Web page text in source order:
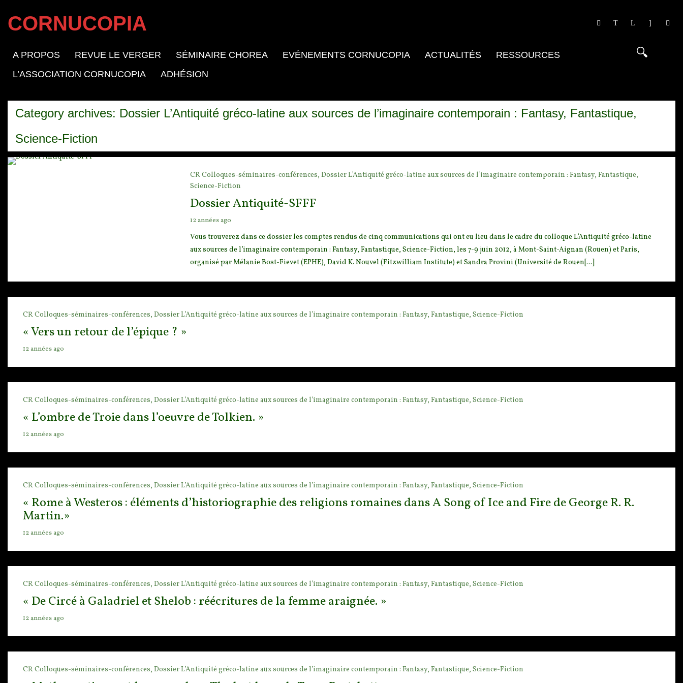
CORNUCOPIA
A PROPOS REVUE LE VERGER SÉMINAIRE CHOREA EVÉNEMENTS CORNUCOPIA ACTUALITÉS
RESSOURCES
L’ASSOCIATION CORNUCOPIA
ADHÉSION
Category archives: Dossier L’Antiquité gréco-latine aux sources de l’imaginaire contemporain : Fantasy, Fantastique,
Science-Fiction
CR Colloques-séminaires-conférences, Dossier L’Antiquité gréco-latine aux sources de l’imaginaire contemporain : Fantasy, Fantastique,
Science-Fiction
Dossier Antiquité-SFFF
12 années ago
Vous trouverez dans ce dossier les comptes rendus de cinq communications qui ont eu lieu dans le cadre du colloque L’Antiquité gréco-latine
aux sources de l’imaginaire contemporain : Fantasy, Fantastique, Science-Fiction, les 7-9 juin 2012, à Mont-Saint-Aignan (Rouen) et Paris,
organisé par Mélanie Bost-Fievet (EPHE), David K. Nouvel (Fitzwilliam Institute) et Sandra Provini (Université de Rouen[...]
CR Colloques-séminaires-conférences, Dossier L’Antiquité gréco-latine aux sources de l’imaginaire contemporain : Fantasy, Fantastique, Science-Fiction
« Vers un retour de l’épique ? »
12 années ago
CR Colloques-séminaires-conférences, Dossier L’Antiquité gréco-latine aux sources de l’imaginaire contemporain : Fantasy, Fantastique, Science-Fiction
« L’ombre de Troie dans l’oeuvre de Tolkien. »
12 années ago
CR Colloques-séminaires-conférences, Dossier L’Antiquité gréco-latine aux sources de l’imaginaire contemporain : Fantasy, Fantastique, Science-Fiction
« Rome à Westeros : éléments d’historiographie des religions romaines dans A Song of Ice and Fire de George R. R.
Martin.»
12 années ago
CR Colloques-séminaires-conférences, Dossier L’Antiquité gréco-latine aux sources de l’imaginaire contemporain : Fantasy, Fantastique, Science-Fiction
« De Circé à Galadriel et Shelob : réécritures de la femme araignée. »
12 années ago
CR Colloques-séminaires-conférences, Dossier L’Antiquité gréco-latine aux sources de l’imaginaire contemporain : Fantasy, Fantastique, Science-Fiction